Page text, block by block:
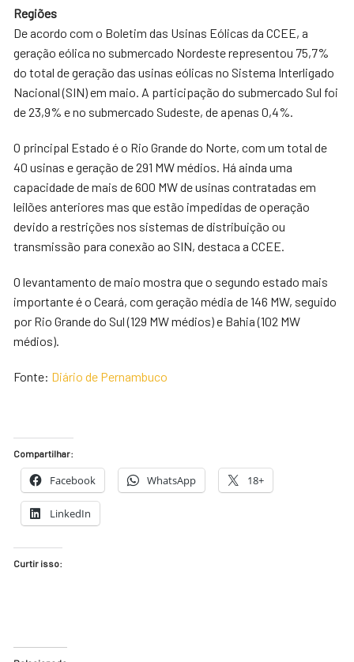
Regiões
De acordo com o Boletim das Usinas Eólicas da CCEE, a
geração eólica no submercado Nordeste representou 75,7%
do total de geração das usinas eólicas no Sistema Interligado
Nacional (SIN) em maio. A participação do submercado Sul foi
de 23,9% e no submercado Sudeste, de apenas 0,4%.
O principal Estado é o Rio Grande do Norte, com um total de
40 usinas e geração de 291 MW médios. Há ainda uma
capacidade de mais de 600 MW de usinas contratadas em
leilões anteriores mas que estão impedidas de operação
devido a restrições nos sistemas de distribuição ou
transmissão para conexão ao SIN, destaca a CCEE.
O levantamento de maio mostra que o segundo estado mais
importante é o Ceará, com geração média de 146 MW, seguido
por Rio Grande do Sul (129 MW médios) e Bahia (102 MW
médios).
Fonte: Diário de Pernambuco
Compartilhar:
Facebook WhatsApp 18+
LinkedIn
Curtir isso: